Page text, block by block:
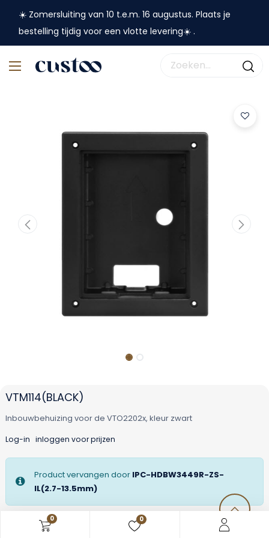
0 0
☀️ Zomersluiting van 10 t.e.m. 16 augustus. Plaats je
bestelling tijdig voor een vlotte levering☀️ .
VTM114(BLACK)
Inbouwbehuizing voor de VTO2202x, kleur zwart
Log-in inloggen voor prijzen
Product vervangen door IPC-HDBW3449R-ZS-
IL(2.7-13.5mm)